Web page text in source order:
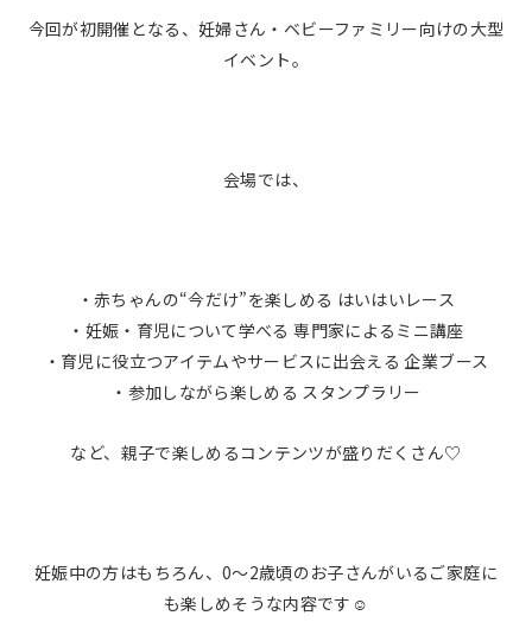
今回が初開催となる、妊婦さん・ベビーファミリー向けの大型
イベント。
会場では、
・赤ちゃんの“今だけ”を楽しめる はいはいレース
・妊娠・育児について学べる 専門家によるミニ講座
・育児に役立つアイテムやサービスに出会える 企業ブース
・参加しながら楽しめる スタンプラリー
など、親子で楽しめるコンテンツが盛りだくさん♡
妊娠中の方はもちろん、0〜2歳頃のお子さんがいるご家庭に
も楽しめそうな内容です☺️